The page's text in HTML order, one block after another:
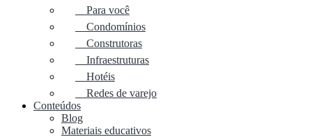
Para você
Condomínios
Construtoras
Infraestruturas
Hotéis
Redes de varejo
Conteúdos
Blog
Materiais educativos